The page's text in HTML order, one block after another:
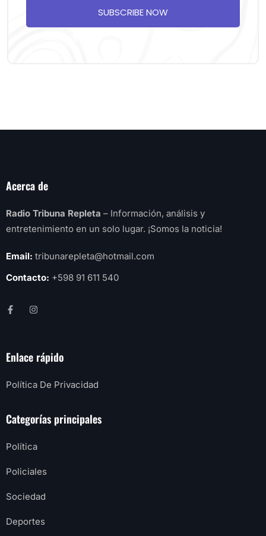
SUBSCRIBE NOW
Acerca de
Radio Tribuna Repleta – Información, análisis y
entretenimiento en un solo lugar. ¡Somos la noticia!
Email: tribunarepleta@hotmail.com
Contacto: +598 91 611 540
Enlace rápido
Política De Privacidad
Categorías principales
Política
Policiales
Sociedad
Deportes